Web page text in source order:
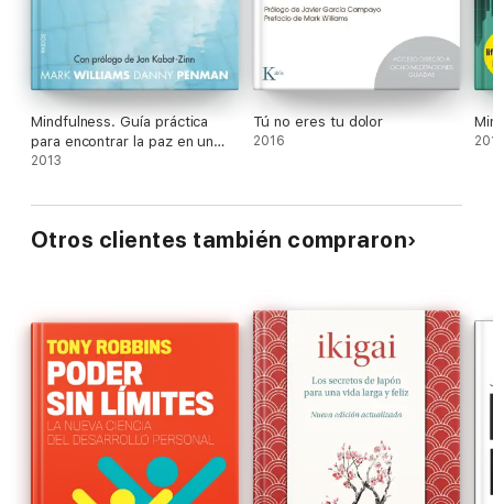
Mindfulness. Guía práctica
para encontrar la paz en un
mundo frenético
2013
Tú no eres tu dolor
2016
Otros clientes también compraron